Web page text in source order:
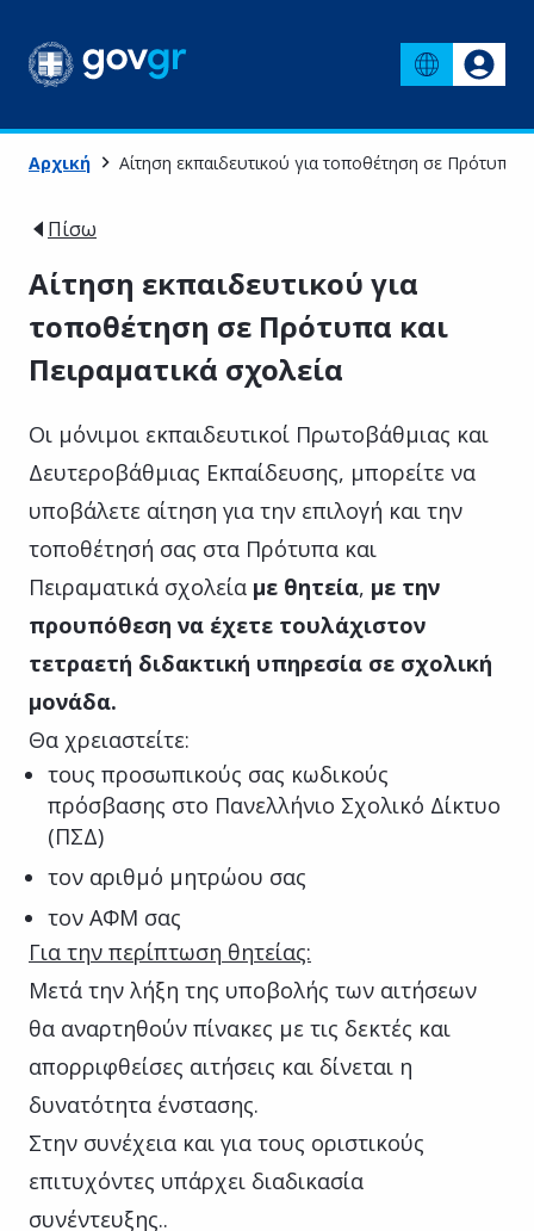
Αρχική Αίτηση εκπαιδευτικού για τοποθέτηση σε Πρότυπα
Πίσω
Αίτηση εκπαιδευτικού για
τοποθέτηση σε Πρότυπα και
Πειραματικά σχολεία
Οι μόνιμοι εκπαιδευτικοί Πρωτοβάθμιας και
Δευτεροβάθμιας Εκπαίδευσης, μπορείτε να
υποβάλετε αίτηση για την επιλογή και την
τοποθέτησή σας στα Πρότυπα και
Πειραματικά σχολεία με θητεία, με την
προυπόθεση να έχετε τουλάχιστον
τετραετή διδακτική υπηρεσία σε σχολική
μονάδα.
Θα χρειαστείτε:
τους προσωπικούς σας κωδικούς
πρόσβασης στο Πανελλήνιο Σχολικό Δίκτυο
(ΠΣΔ)
τον αριθμό μητρώου σας
τον ΑΦΜ σας
Για την περίπτωση θητείας:
Μετά την λήξη της υποβολής των αιτήσεων
θα αναρτηθούν πίνακες με τις δεκτές και
απορριφθείσες αιτήσεις και δίνεται η
δυνατότητα ένστασης.
Στην συνέχεια και για τους οριστικούς
επιτυχόντες υπάρχει διαδικασία
συνέντευξης..